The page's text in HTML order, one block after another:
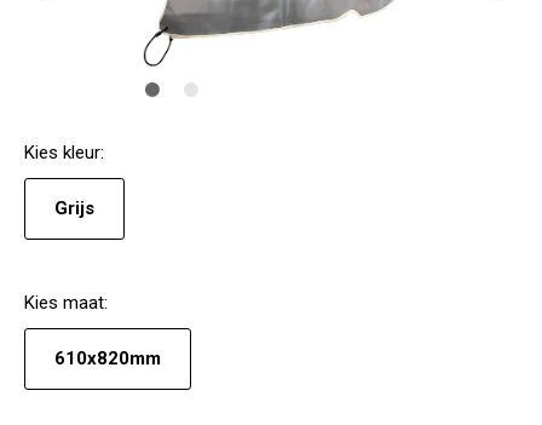
Kies kleur:
Grijs
Kies maat:
610x820mm